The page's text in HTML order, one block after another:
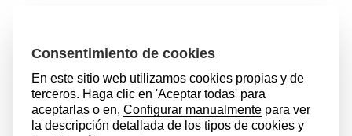
8,99 €
Modelos compatibles